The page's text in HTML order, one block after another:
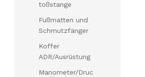
toßstange
Fußmatten und
Schmutzfänger
Koffer
ADR/Ausrüstung
Manometer/Druc